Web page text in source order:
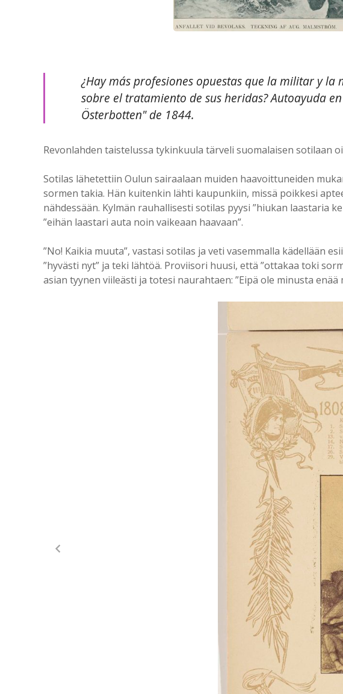
¿Hay más profesiones opuestas que la militar y
sobre el tratamiento de sus heridas? Autoayuda
Österbotten" de 1844.
Revonlahden taistelussa tykinkuula tärveli suomalaisen sotilaan
Sotilas lähetettiin Oulun sairaalaan muiden haavoittuneiden
sormen takia. Hän kuitenkin lähti kaupunkiin, missä poikkesi
nähdessään. Kylmän rauhallisesti sotilas pyysi ”hiukan laastaria
”eihän laastari auta noin vaikeaan haavaan”.
”No! Kaikia muuta”, vastasi sotilas ja veti vasemmalla kädellään
”hyvästi nyt” ja teki lähtöä. Proviisori huusi, että ”ottakaa toki
asian tyynen viileästi ja totesi naurahtaen: ”Eipä ole minusta